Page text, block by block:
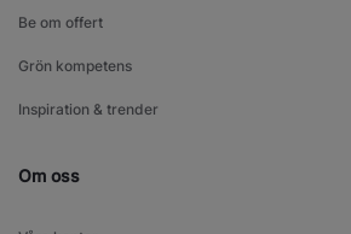
Be om offert
Grön kompetens
Inspiration & trender
Om oss